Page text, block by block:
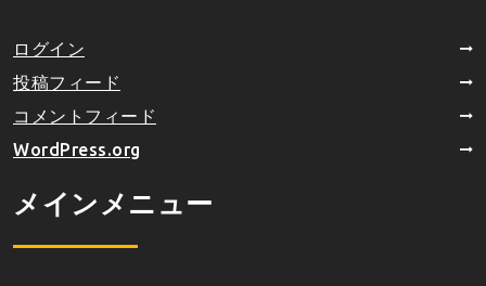
ログイン
投稿フィード
コメントフィード
WordPress.org
メインメニュー